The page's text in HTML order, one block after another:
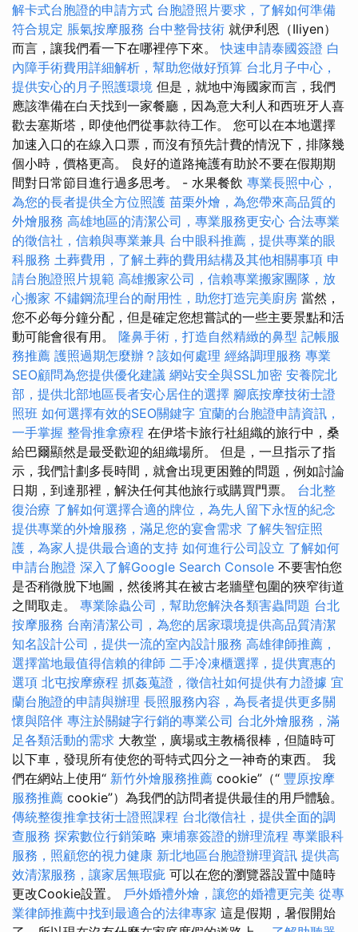
解卡式台胞證的申請方式 台胞證照片要求，了解如何準備
符合規定 脹氣按摩服務 台中整骨技術 就伊利恩（Iliyen）
而言，讓我們看一下在哪裡停下來。快速申請泰國簽證 白
內障手術費用詳細解析，幫助您做好預算 台北月子中心，
提供安心的月子照護環境 但是，就地中海國家而言，我們
應該準備在白天找到一家餐廳，因為意大利人和西班牙人喜
歡去塞斯塔，即使他們從事款待工作。 您可以在本地選擇
加速入口的在線入口票，而沒有預先計費的情況下，排隊幾
個小時，價格更高。 良好的道路掩護有助於不要在假期期
間對日常節目進行過多思考。 - 水果餐飲 專業長照中心，
為您的長者提供全方位照護 苗栗外燴，為您帶來高品質的
外燴服務 高雄地區的清潔公司，專業服務更安心 合法專業
的徵信社，信賴與專業兼具 台中眼科推薦，提供專業的眼
科服務 土葬費用，了解土葬的費用結構及其他相關事項 申
請台胞證照片規範 高雄搬家公司，信賴專業搬家團隊，放
心搬家 不鏽鋼流理台的耐用性，助您打造完美廚房 當然，
您不必每分鐘分配，但是確定您想嘗試的一些主要景點和活
動可能會很有用。 隆鼻手術，打造自然精緻的鼻型 記帳服
務推薦 護照過期怎麼辦？該如何處理 經絡調理服務 專業
SEO顧問為您提供優化建議 網站安全與SSL加密 安養院北
部，提供北部地區長者安心居住的選擇 腳底按摩技術士證
照班 如何選擇有效的SEO關鍵字 宜蘭的台胞證申請資訊，
一手掌握 整骨推拿療程 在伊塔卡旅行社組織的旅行中，桑
給巴爾顯然是最受歡迎的組織場所。 但是，一旦指示了指
示，我們計劃多長時間，就會出現更困難的問題，例如討論
日期，到達那裡，解決任何其他旅行或購買門票。 台北整
復治療 了解如何選擇合適的牌位，為先人留下永恆的紀念
提供專業的外燴服務，滿足您的宴會需求 了解失智症照
護，為家人提供最合適的支持 如何進行公司設立 了解如何
申請台胞證 深入了解Google Search Console 不要害怕您
是否稍微脫下地圖，然後將其在被古老牆壁包圍的狹窄街道
之間取走。 專業除蟲公司，幫助您解決各類害蟲問題 台北
按摩服務 台南清潔公司，為您的居家環境提供高品質清潔
知名設計公司，提供一流的室內設計服務 高雄律師推薦，
選擇當地最值得信賴的律師 二手冷凍櫃選擇，提供實惠的
選項 北屯按摩療程 抓姦蒐證，徵信社如何提供有力證據 宜
蘭台胞證的申請與辦理 長照服務內容，為長者提供更多關
懷與陪伴 專注於關鍵字行銷的專業公司 台北外燴服務，滿
足各類活動的需求 大教堂，廣場或主教橋很棒，但隨時可
以下車，發現所有使您的哥特式四分之一神奇的東西。 我
們在網站上使用“ 新竹外燴服務推薦 cookie”（“ 豐原按摩
服務推薦 cookie”）為我們的訪問者提供最佳的用戶體驗。
傳統整復推拿技術士證照課程 台北徵信社，提供全面的調
查服務 探索數位行銷策略 柬埔寨簽證的辦理流程 專業眼科
服務，照顧您的視力健康 新北地區台胞證辦理資訊 提供高
效清潔服務，讓家居無瑕疵 可以在您的瀏覽器設置中隨時
更改Cookie設置。 戶外婚禮外燴，讓您的婚禮更完美 從專
業律師推薦中找到最適合的法律專家 這是假期，暑假開始